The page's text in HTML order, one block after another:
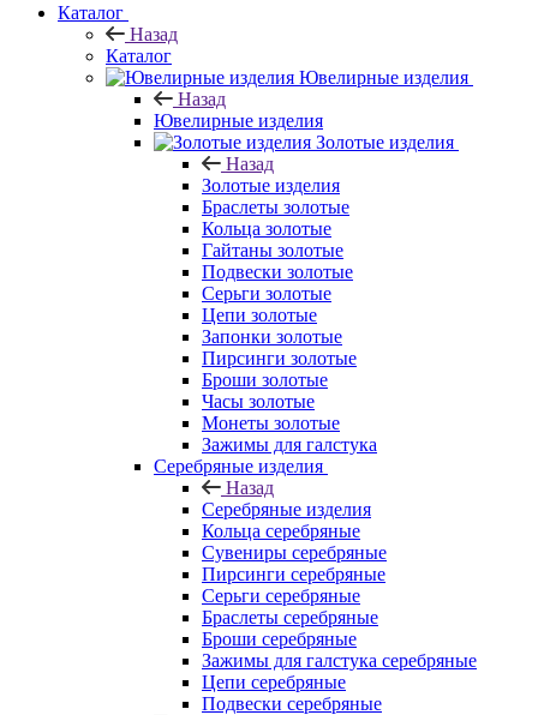
Каталог
Назад
Каталог
Ювелирные изделия
Назад
Ювелирные изделия
Золотые изделия
Назад
Золотые изделия
Браслеты золотые
Кольца золотые
Гайтаны золотые
Подвески золотые
Серьги золотые
Цепи золотые
Запонки золотые
Пирсинги золотые
Броши золотые
Часы золотые
Монеты золотые
Зажимы для галстука
Серебряные изделия
Назад
Серебряные изделия
Кольца серебряные
Сувениры серебряные
Пирсинги серебряные
Серьги серебряные
Браслеты серебряные
Броши серебряные
Зажимы для галстука серебряные
Цепи серебряные
Подвески серебряные